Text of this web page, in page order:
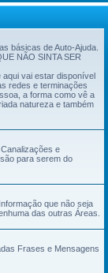
básicas de Auto-Ajuda.
NÃO SINTA SER
aqui vai estar disponível
redes e terminações
a forma como vê a
natureza e também
e
para serem do
que não seja
das outras Áreas.
Frases e Mensagens